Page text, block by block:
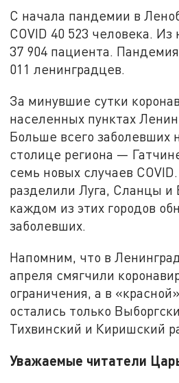
С начала пандемии в
COVID 40 523 человека.
37 904 пациента.
011 ленинградцев.
За минувшие сутки
населенных пунктах
Больше всего заболевших
столице региона —
семь новых случаев
разделили Луга, Сланцы и
каждом из этих городов
заболевших.
Напомним, что в
апреля смягчили
ограничения, а в
остались только
Тихвинский и Киришский
Уважаемые читатели